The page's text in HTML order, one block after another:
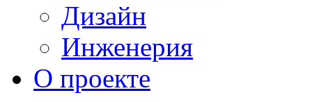
Дизайн
Инженерия
О проекте